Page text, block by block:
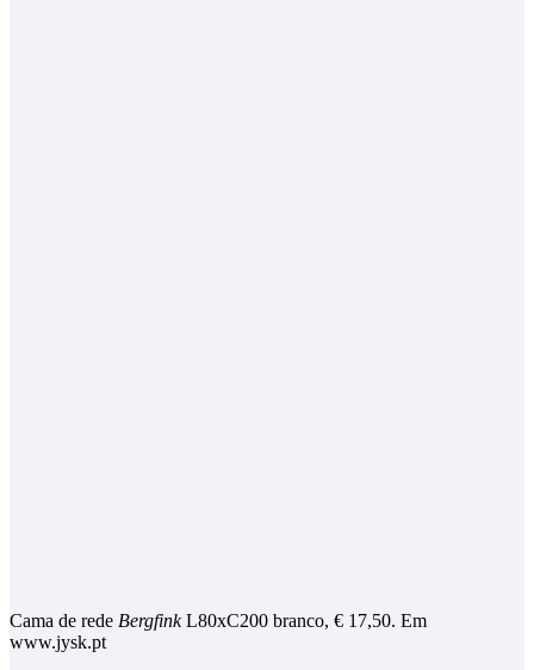
Cama de rede BergfinkL80xC200 branco, € 17,50. Em
www.jysk.pt